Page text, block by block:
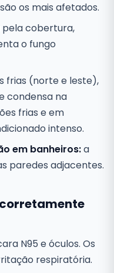
os mais afetados.
cobertura,
o fungo
frias (norte e leste),
condensa na
frias e em
intenso.
em banheiros:a
paredes adjacentes.
N95 e óculos. Os
respiratória.